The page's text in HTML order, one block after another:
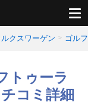
クスワーゲン ゴル
トゥーラ
コミ詳細